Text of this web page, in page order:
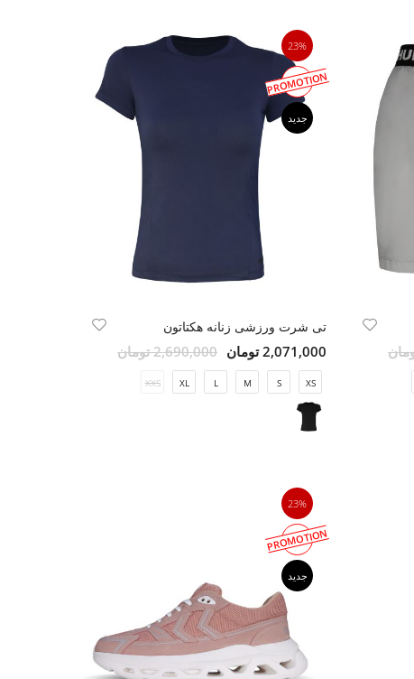
23%
PROMOTION
جدید
تی شرت ورزشی زنانه هکتاتون
2,071,000 تومان 2,690,000 تومان
XS
S
M
L
XL
XXS
23%
PROMOTION
جدید